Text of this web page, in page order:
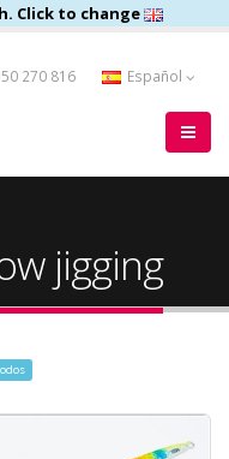
Click to change
270 816 Español
jigging